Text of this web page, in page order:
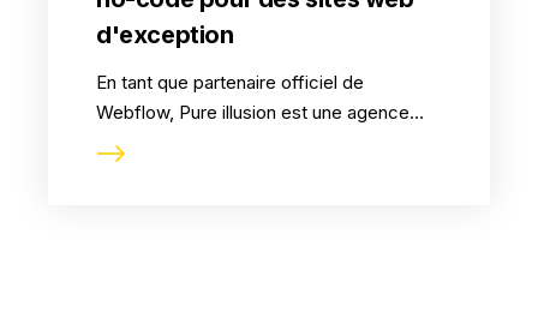
NOS RÉALISATIONS
d'exception
En tant que partenaire officiel de
Webflow, Pure illusion est une agence
web experte qui a mis à profit son savoir-